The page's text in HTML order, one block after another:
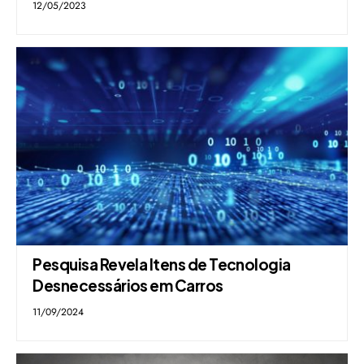
12/05/2023
Pesquisa Revela Itens de Tecnologia
Desnecessários em Carros
11/09/2024